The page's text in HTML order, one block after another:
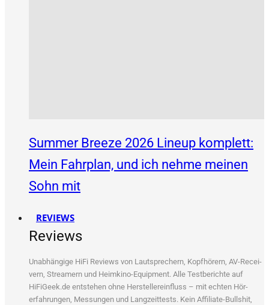
Summer Breeze 2026 Lineup komplett:
Mein Fahrplan, und ich nehme meinen
Sohn mit
REVIEWS
Reviews
Unab­hän­gi­ge HiFi Reviews von Laut­spre­chern, Kopf­hö­rern, AV-Recei­
vern, Strea­mern und Heim­ki­no-Equip­ment. Alle Test­be­rich­te auf
HiFiGeek.de ent­ste­hen ohne Her­stel­ler­ein­fluss – mit ech­ten Hör­
erfah­run­gen, Mes­sun­gen und Lang­zeit­tests. Kein Affi­lia­te-Bull­shit,